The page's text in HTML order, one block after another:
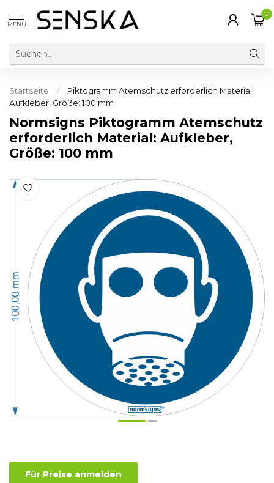
MENU
0
Startseite /
Piktogramm Atemschutz erforderlich Material:
Aufkleber, Größe: 100 mm
Normsigns Piktogramm Atemschutz
erforderlich Material: Aufkleber,
Größe: 100 mm
Für Preise anmelden